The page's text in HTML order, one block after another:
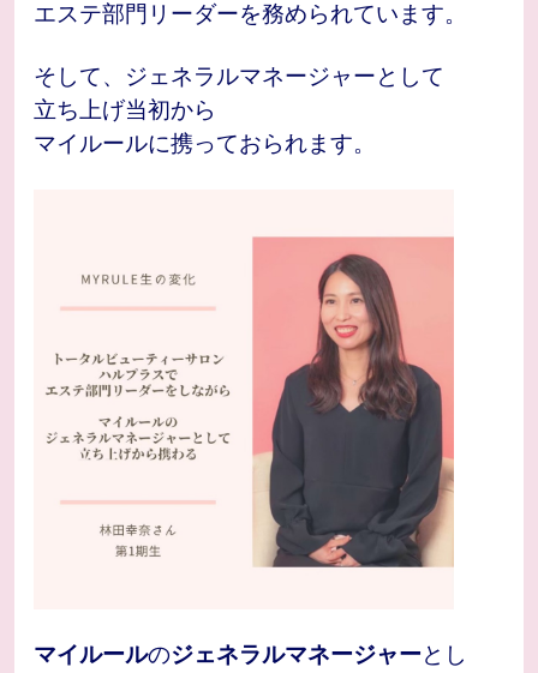
エステ部門リーダーを務められています。
そして、ジェネラルマネージャーとして
立ち上げ当初から
マイルールに携っておられます。
マイルールのジェネラルマネージャーとし